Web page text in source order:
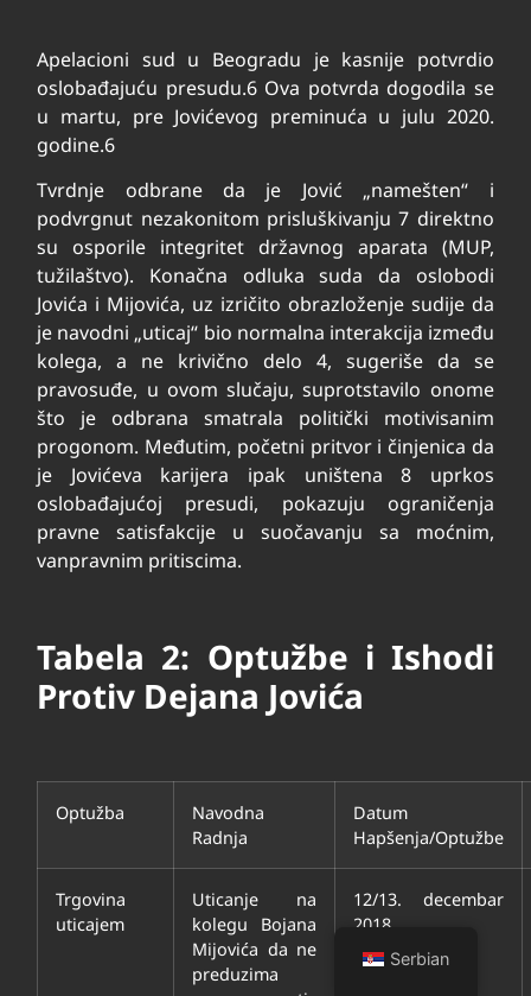
Apelacioni sud u Beogradu je kasnije potvrdio
oslobađajuću presudu.6Ova potvrda dogodila se
u martu, pre Jovićevog preminuća u julu 2020.
godine.6
Tvrdnje odbrane da je Jović „namešten“ i
podvrgnut nezakonitom prisluškivanju7 direktno
su osporile integritet državnog aparata (MUP,
tužilaštvo). Konačna odluka suda da oslobodi
Jovića i Mijovića, uz izričito obrazloženje sudije da
je navodni „uticaj“ bio normalna interakcija između
kolega, a ne krivično delo 4, sugeriše da se
pravosuđe, u ovom slučaju, suprotstavilo onome
što je odbrana smatrala politički motivisanim
progonom. Međutim, početni pritvor i činjenica da
je Jovićeva karijera ipak uništena8 uprkos
oslobađajućoj presudi, pokazuju ograničenja
pravne satisfakcije u suočavanju sa moćnim,
vanpravnim pritiscima.
Tabela 2: Optužbe i Ishodi
Protiv Dejana Jovića
Optužba
Navodna
Radnja
Datum
Hapšenja/Optužbe
Trgovina
uticajem
Uticanje na
kolegu Bojana
Mijovića da ne
preduzima
12/13. decembar
2018.
Serbian